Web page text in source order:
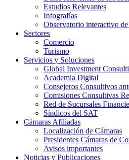
Estudios Relevantes
Infografías
Observatorio interactivo
Sectores
Comercio
Turismo
Servicios y Soluciones
Global Investment
Academia Digital
Consejeros Consultivos
Comisiones Consultivas
Red de Sucursales
Síndicos del SAT
Cámaras Afiliadas
Localización de Cámaras
Presidentes Cámaras de
Avisos importantes
Noticias y Publicaciones